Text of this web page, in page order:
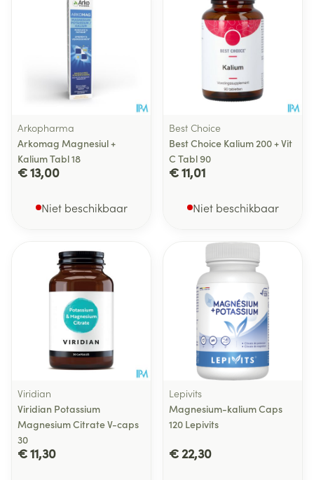
Arkopharma
Arkomag Magnesiul +
Kalium Tabl 18
€ 13,00
Niet beschikbaar
Best Choice
Best Choice Kalium 200 + Vit
C Tabl 90
€ 11,01
Niet beschikbaar
Viridian
Viridian Potassium
Magnesium Citrate V-caps
30
€ 11,30
Lepivits
Magnesium-kalium Caps
120 Lepivits
€ 22,30